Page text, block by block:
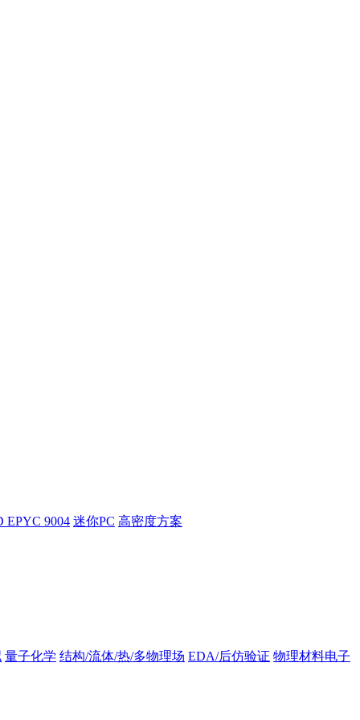
EPYC 9004 迷你PC 高密度方案
量子化学 结构/流体/热/多物理场 EDA/后仿验证 物理材料电子